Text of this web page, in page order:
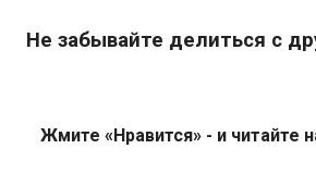
Не забывайте делиться с
Жмите «Нравится» - и читайте